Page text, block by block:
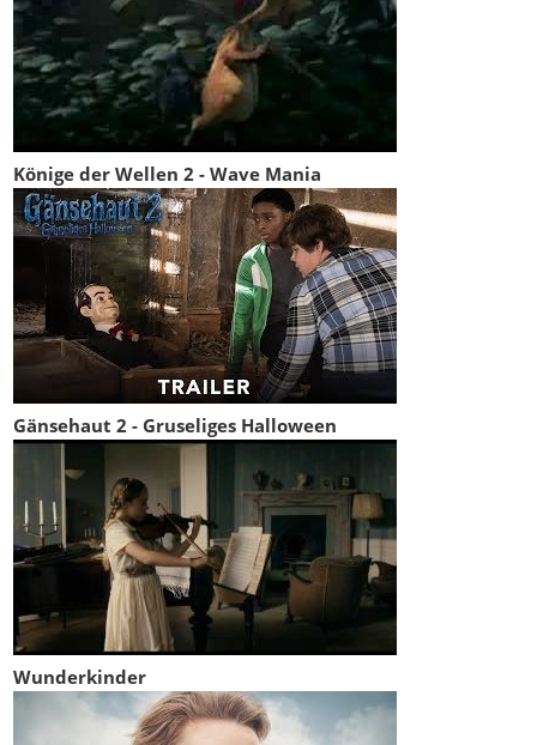
Könige der Wellen 2 - Wave Mania
Gänsehaut 2 - Gruseliges Halloween
Wunderkinder